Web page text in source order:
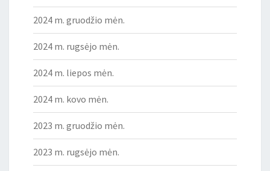
2024 m. gruodžio mėn.
2024 m. rugsėjo mėn.
2024 m. liepos mėn.
2024 m. kovo mėn.
2023 m. gruodžio mėn.
2023 m. rugsėjo mėn.